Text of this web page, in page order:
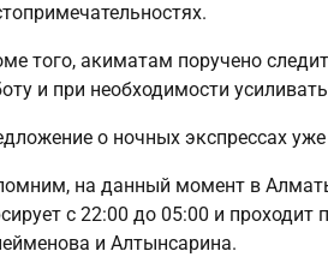
того, акиматам поручено
и при необходимости
о ночных экспрессах
на данный момент в
с 22:00 до 05:00 и
и Алтынсарина.